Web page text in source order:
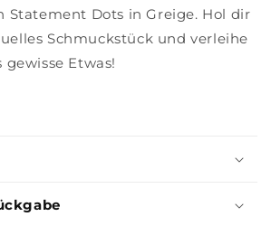
Statement Dots in Greige. Hol dir
Schmuckstück und verleihe
Etwas!